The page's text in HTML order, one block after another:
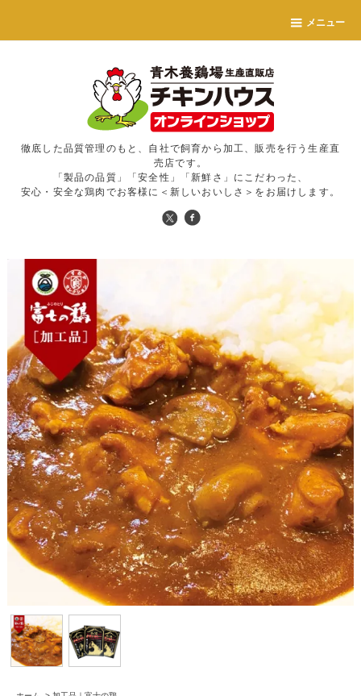
メニュー
徹底した品質管理のもと、自社で飼育から加工、販売を行う生産直
売店です。
「製品の品質」「安全性」「新鮮さ」にこだわった、
安心・安全な鶏肉でお客様に＜新しいおいしさ＞をお届けします。